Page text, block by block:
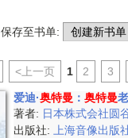
保存至书单:
<上一页 1 2 3
爱迪·奥特曼 ：奥特曼
著者: 日本株式会社圆
出版社:上海音像出版